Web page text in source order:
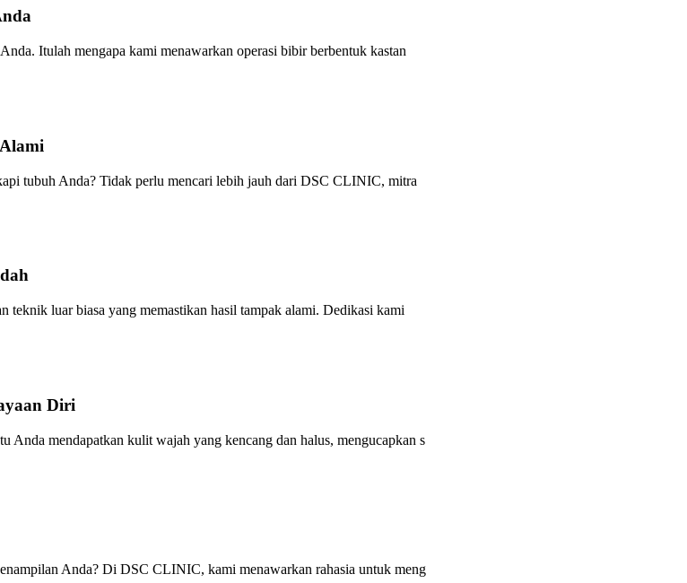
Itulah mengapa kami menawarkan operasi bibir berbentuk kastan
tubuh Anda? Tidak perlu mencari lebih jauh dari DSC CLINIC, mitra
teknik luar biasa yang memastikan hasil tampak alami. Dedikasi kami
Diri
mendapatkan kulit wajah yang kencang dan halus, mengucapkan s
Anda? Di DSC CLINIC, kami menawarkan rahasia untuk meng